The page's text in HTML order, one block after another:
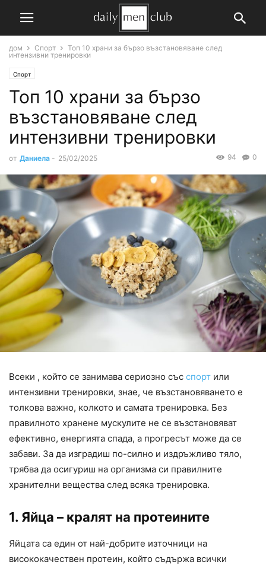
дом Спорт
Топ 10 храни за бързо възстановяване след
интензивни тренировки
Спорт
Топ 10 храни за бързо
възстановяване след
интензивни тренировки
от Даниела - 25/02/2025 0
94
Всеки , който се занимава сериозно със спорт или
интензивни тренировки, знае, че възстановяването е
толкова важно, колкото и самата тренировка. Без
правилното хранене мускулите не се възстановяват
ефективно, енергията спада, а прогресът може да се
забави. За да изградиш по-силно и издръжливо тяло,
трябва да осигуриш на организма си правилните
хранителни вещества след всяка тренировка.
1. Яйца – кралят на протеините
Яйцата са един от най-добрите източници на
висококачествен протеин, който съдържа всички